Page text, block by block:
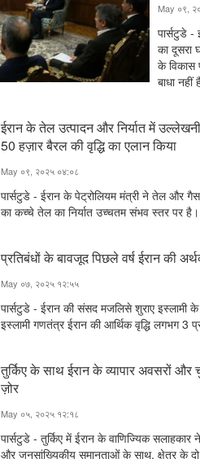
May ०९,
पार्सटुडे -
का दूसरा
के विकास
बाधा नहीं
ईरान के तेल उत्पादन और निर्यात में
50 हज़ार बैरल की वृद्धि का एलान किया
May ०९, २०२५ ०४:०८
पार्सटुडे - ईरान के पेट्रोलियम मंत्री ने तेल और
का कच्चे तेल का निर्यात उच्चतम संभव स्तर पर है।
प्रतिबंधों के बावजूद पिछले वर्ष ईरान की
May ०७, २०२५ १२:५५
पार्सटुडे - ईरान की संसद मजलिसे शुराए इस्लामी
इस्लामी गणतंत्र ईरान की आर्थिक वृद्धि लगभग 3
तुर्किए के साथ ईरान के व्यापार अवसरों
ज़ोर
May ०५, २०२५ १२:१८
पार्सटुडे - तुर्किए में ईरान के वाणिज्यिक
और जनसांख्यिकीय समानताओं के साथ, क्षेत्र के